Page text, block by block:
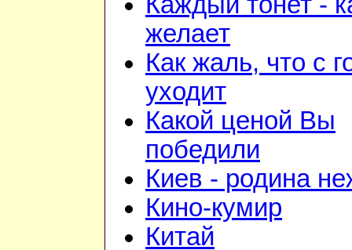
желает
Как жаль, что с
уходит
Какой ценой Вы
победили
Киев - родина
Кино-кумир
Китай